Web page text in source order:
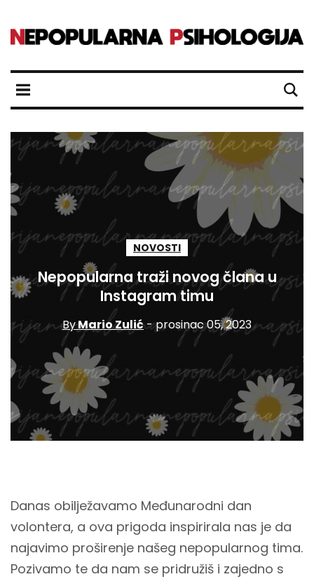
NOVOSTI
Nepopularna traži novog člana u
Instagram timu
ByMario Zulić- prosinac 05, 2023
Danas obilježavamo Međunarodni dan
volontera, a ova prigoda inspirirala nas je da
najavimo proširenje našeg nepopularnog tima.
Pozivamo te da nam se pridružiš i zajedno s